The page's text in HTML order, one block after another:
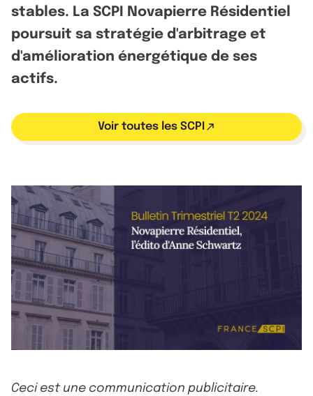
stables. La SCPI Novapierre Résidentiel
poursuit sa stratégie d'arbitrage et
d'amélioration énergétique de ses
actifs.
Voir toutes les SCPI
Ceci est une communication publicitaire.